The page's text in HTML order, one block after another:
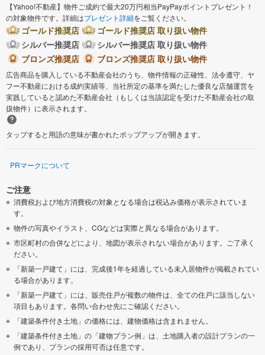
【Yahoo!不動産】物件ご成約で最大20万円相当PayPayポイントプレゼント！
の対象物件です。詳細はプレゼント詳細をご覧ください。
ゴールド推奨店
ゴールド推奨店 取り扱い物件
シルバー推奨店
シルバー推奨店 取り扱い物件
ブロンズ推奨店
ブロンズ推奨店 取り扱い物件
広告商品を購入している不動産会社のうち、物件情報の正確性、法令遵守、ヤ
フー不動産における成約実績等、当社所定の基準を満たした優良な店舗運営を
実践していると認めた不動産会社（もしくは当該認定を受けた不動産会社の取
扱物件）に表示されます。
タップすると用語の意味が書かれたポップアップが開きます。
PRマークについて
ご注意
消費税および地方消費税の対象となる場合は税込み価格が表示されていま
す。
物件の写真やイラスト、CGなどは実際と異なる場合があります。
市区町村の合併などにより、地図が表示されない場合があります。ご了承く
ださい。
「新築一戸建て」には、完成後1年を経過している未入居物件が掲載されてい
る場合があります。
「新築一戸建て」には、販売住戸が複数の物件は、全ての住戸に該当しない
項目もあります。各問い合わせ先にご確認ください。
「建築条件付き土地」の価格には、建物価格は含まれません。
「建築条件付き土地」の「建物プラン例」は、土地購入者の設計プランの一
例であり、プランの採用可否は任意です。